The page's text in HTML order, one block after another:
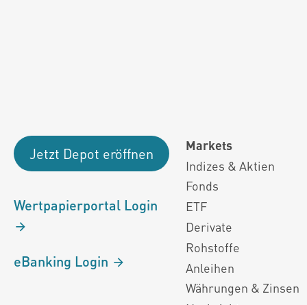
Jetzt Depot eröffnen
Wertpapierportal Login
eBanking Login
Markets
Indizes & Aktien
Fonds
ETF
Derivate
Rohstoffe
Anleihen
Währungen & Zinsen